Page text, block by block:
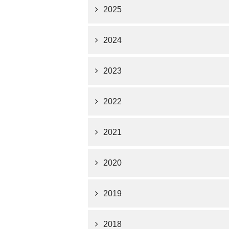
2025
2024
2023
2022
2021
2020
2019
2018